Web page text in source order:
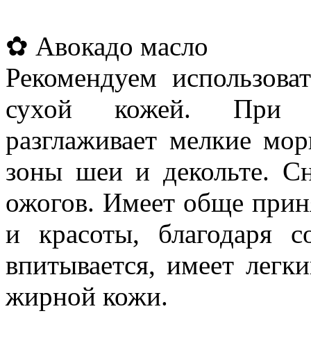
✿ Авокадо масло
Рекомендуем
сухой кожей. При
разглаживает мелкие
зоны шеи и декольте.
ожогов. Имеет обще
и красоты, благодаря
впитывается, имеет
жирной кожи.